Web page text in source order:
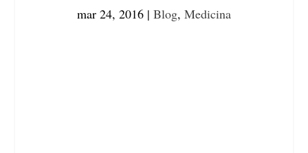
mar 24, 2016 | Blog, Medicina